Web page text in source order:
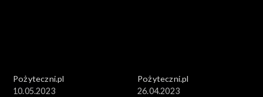
Pożyteczni.pl
10.05.2023
Pożyteczni.pl
26.04.2023